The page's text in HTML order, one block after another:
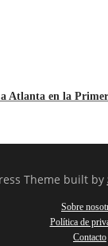
Atlanta en la
Theme built by
Sobre
Política de
Contacto